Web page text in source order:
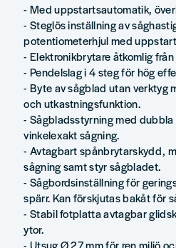
- Med uppstartsautomatik,
- Steglös inställning av
potentiometerhjul med
- Elektronikbrytare åtkomlig
- Pendelslag i 4 steg för hög
- Byte av sågblad utan verktyg
och utkastningsfunktion.
- Sågbladsstyrning med
vinkelexakt sågning.
- Avtagbart spånbrytarskydd,
sågning samt styr sågbladet.
- Sågbordsinställning för
spärr. Kan förskjutas bakåt för
- Stabil fotplatta avtagbar
ytor.
- Utsug Ø 27 mm för ren miljö